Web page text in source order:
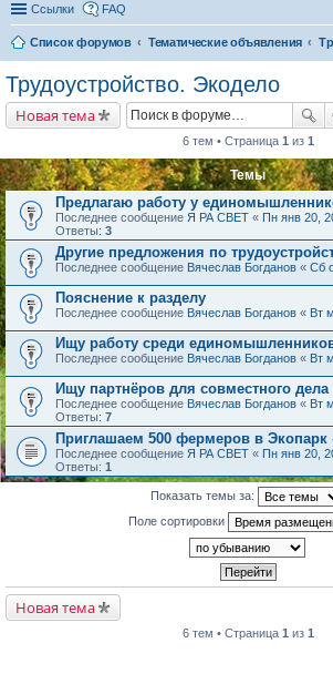
Ссылки FAQ
Список форумов Тематические объявления
Трудоустройство. Экодело
Новая тема
6 тем • Страница 1 из 1
Темы
Предлагаю работу у
Последнее сообщение Я РА СВЕТ « Пн янв 20,
Ответы: 3
Другие предложения по
Последнее сообщение Вячеслав Богданов « Сб
Пояснение к разделу
Последнее сообщение Вячеслав Богданов « Вт
Ищу работу среди
Последнее сообщение Вячеслав Богданов « Вт
Ищу партнёров для совместного дела
Последнее сообщение Вячеслав Богданов « Вт
Ответы: 7
Приглашаем 500 фермеров в Экопарк
Последнее сообщение Я РА СВЕТ « Пн янв 20,
Ответы: 1
Показать темы за:
Поле сортировки
Новая тема
6 тем • Страница 1 из 1